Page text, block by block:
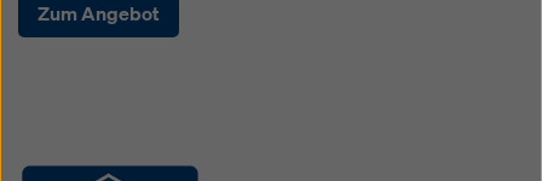
Zum Angebot
Open